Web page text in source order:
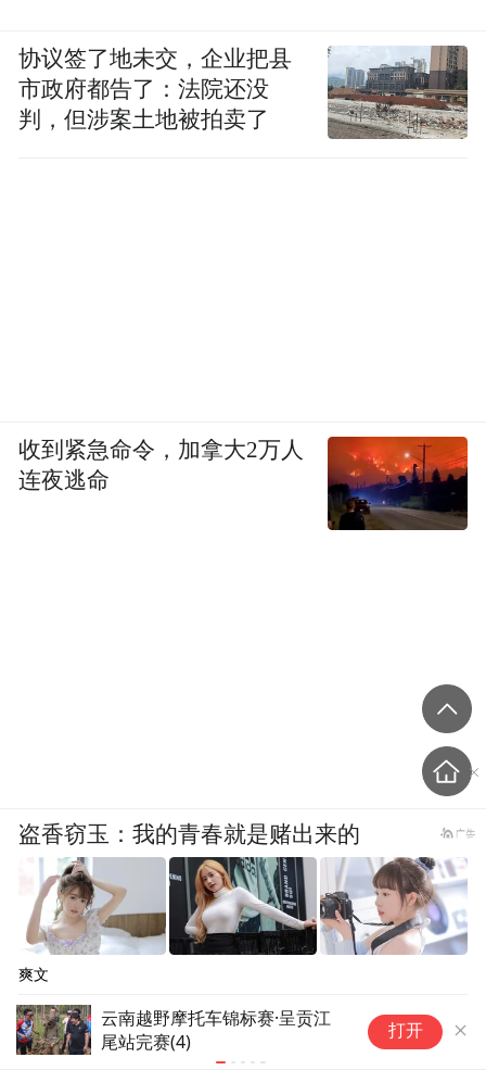
云南越野摩托车锦标赛·呈贡江
尾站完赛(3)
争
打开
协议签了地未交，企业把县
市政府都告了：法院还没
判，但涉案土地被拍卖了
收到紧急命令，加拿大2万人
连夜逃命
盗香窃玉：我的青春就是赌出来的
爽文